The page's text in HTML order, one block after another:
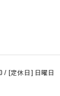
/ [定休日] 日曜日